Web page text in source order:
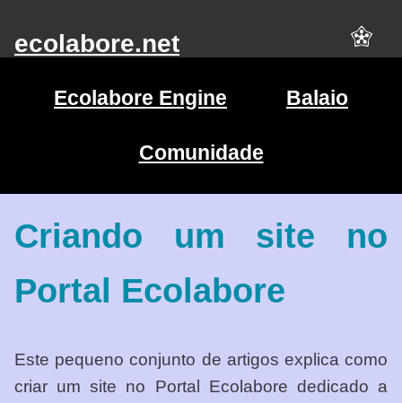
ecolabore.net
Ecolabore Engine Balaio
Comunidade
Criando um site no
Portal Ecolabore
Este pequeno conjunto de artigos explica como
criar um site no Portal Ecolabore dedicado a